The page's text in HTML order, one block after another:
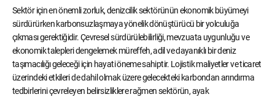
Sektör için en önemli zorluk, denizcilik sektörünün ekonomik büyümeyi
sürdürürken karbonsuzlaşmaya yönelik dönüştürücü bir yolculuğa
çıkması gerektiğidir. Çevresel sürdürülebilirliği, mevzuata uygunluğu ve
ekonomik talepleri dengelemek müreffeh, adil ve dayanıklı bir deniz
taşımacılığı geleceği için hayati öneme sahiptir. Lojistik maliyetler ve ticaret
üzerindeki etkileri de dahil olmak üzere gelecekteki karbondan arındırma
tedbirlerini çevreleyen belirsizliklere rağmen sektörün, ayak